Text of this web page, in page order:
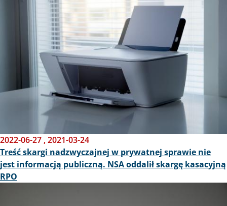
2022-06-27 ,2021-03-24
Treść skargi nadzwyczajnej w prywatnej sprawie nie
jest informacją publiczną. NSA oddalił skargę kasacyjną
RPO